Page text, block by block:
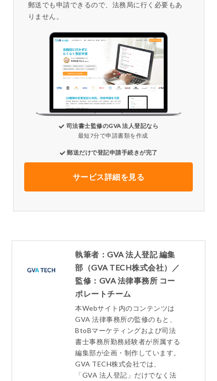
郵送でも申請できるので、法務局に行く必要もあ
りません。
司法書士監修のGVA 法人登記なら
最短7分で申請書類を作成
郵送だけで登記申請手続きが完了
サービス詳細を見る
執筆者：GVA 法人登記 編集
部（GVA TECH株式会社）／
監修：GVA 法律事務所 コー
ポレートチーム
本Webサイト内のコンテンツは
GVA 法律事務所の監修のもと、
BtoBマーケティングおよび司法
書士事務所勤務経験者が所属する
編集部が企画・制作しています。
GVA TECH株式会社では、
「GVA 法人登記」だけでなく法